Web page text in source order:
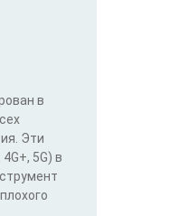
в
Эти
5G) в